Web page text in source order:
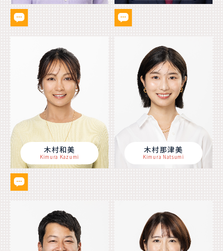
木村和美
Kimura Kazumi
木村那津美
Kimura Natsumi